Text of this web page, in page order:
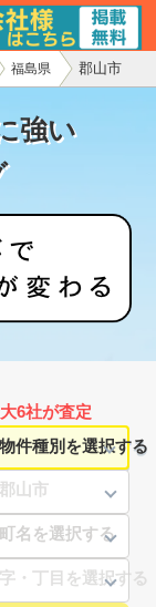
福島県 郡山市
強い
6社が査定